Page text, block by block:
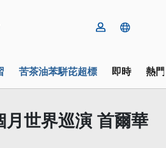
苦茶油苯駢芘超標 即時 熱
月世界巡演 首爾華